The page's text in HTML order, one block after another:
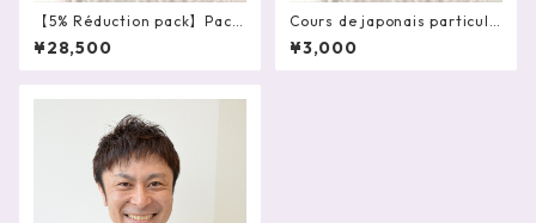
【5% Réduction pack】Pack
de 10 cours particuliers de j
aponais en ligne 60 mn – LI
¥28,500
Cours de japonais particuli
er en ligne 60mn - LISA
¥3,000